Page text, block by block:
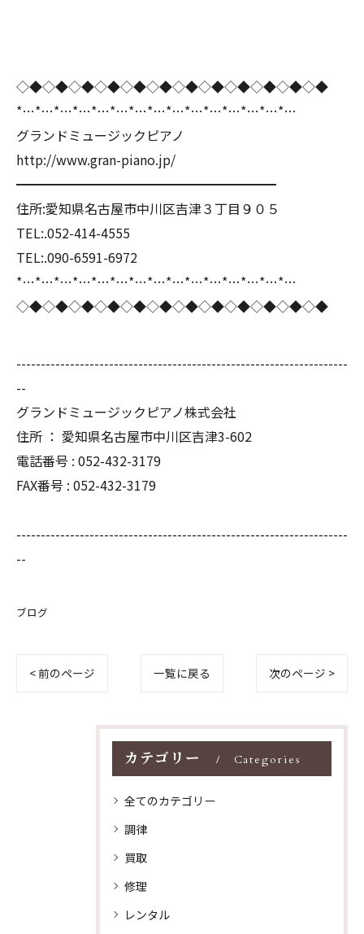
◇◆◇◆◇◆◇◆◇◆◇◆◇◆◇◆◇◆◇◆◇◆◇◆
*…*…*…*…*…*…*…*…*…*…*…*…*…*…*…
グランドミュージックピアノ
http://www.gran-piano.jp/
━━━━━━━━━━━━━━━━━━━━
住所:愛知県名古屋市中川区吉津３丁目９０５
TEL:.052-414-4555
TEL:.090-6591-6972
*…*…*…*…*…*…*…*…*…*…*…*…*…*…*…
◇◆◇◆◇◆◇◆◇◆◇◆◇◆◇◆◇◆◇◆◇◆◇◆
--------------------------------------------------------------------
--
グランドミュージックピアノ株式会社
住所 ： 愛知県名古屋市中川区吉津3-602
電話番号 : 052-432-3179
FAX番号 : 052-432-3179
--------------------------------------------------------------------
--
ブログ
< 前のページ 一覧に戻る 次のページ >
カテゴリー Categories
全てのカテゴリー
調律
買取
修理
レンタル